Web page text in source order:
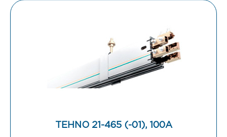
TEHNO 21-465 (-01), 100А